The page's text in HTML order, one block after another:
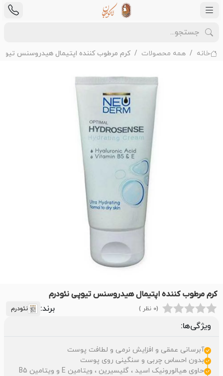
خانه همه محصولات کرم مرطوب کننده اپتیمال هیدروسنس
کرم مرطوب کننده اپتیمال هیدروسنس تیوپی نئودرم
(0 نظر ) برند: نئودرم
ویژگی‌ها:
آبرسانی عمقی و افزایش نرمی و لطافت پوست
بدون احساس چربی و سنگینی روی پوست
حاوی هیالورونیک اسید ، گلیسیرین ، ویتامین E و ویتامین B5